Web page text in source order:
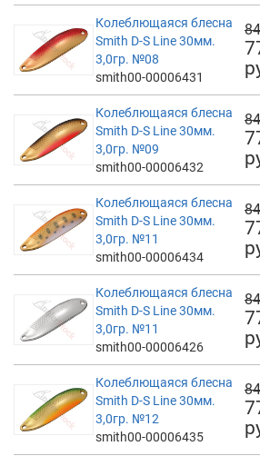
Колеблющаяся блесна
Smith D-S Line 30мм.
3,0гр. №08
smith00-00006431
Колеблющаяся блесна
Smith D-S Line 30мм.
3,0гр. №09
smith00-00006432
Колеблющаяся блесна
Smith D-S Line 30мм.
3,0гр. №11
smith00-00006434
Колеблющаяся блесна
Smith D-S Line 30мм.
3,0гр. №11
smith00-00006426
Колеблющаяся блесна
Smith D-S Line 30мм.
3,0гр. №12
smith00-00006435